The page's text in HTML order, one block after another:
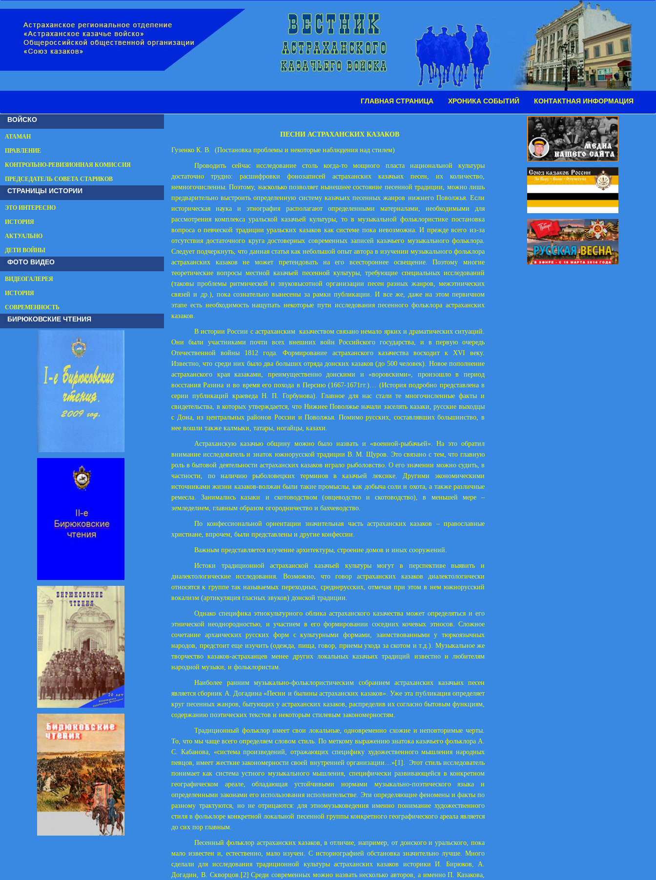
ГЛАВНАЯ СТРАНИЦА ХРОНИКА СОБЫТИЙ КОНТАКТНАЯ ИНФОРМАЦИЯ
ВОЙСКО
АТАМАН
ПРАВЛЕНИЕ
КОНТРОЛЬНО-РЕВИЗИОННАЯ КОМИССИЯ
ПРЕДСЕДАТЕЛЬ СОВЕТА СТАРИКОВ
СТРАНИЦЫ ИСТОРИИ
ЭТО ИНТЕРЕСНО
ИСТОРИЯ
АКТУАЛЬНО
ДЕТИ ВОЙНЫ
ФОТО ВИДЕО
ВИДЕОГАЛЕРЕЯ
ИСТОРИЯ
СОВРЕМЕННОСТЬ
БИРЮКОВСКИЕ ЧТЕНИЯ
ПЕСНИ АСТРАХАНСКИХ КАЗАКОВ
Гузенко К. В. (Постановка проблемы и некоторые наблюдения над стилем)
Проводить сейчас исследование столь когда-то мощного пласта национальной культуры
достаточно трудно: расшифровки фонозаписей астраханских казачьих песен, их количество,
немногочисленны. Поэтому, насколько позволяет нынешнее состояние песенной традиции, можно лишь
предварительно выстроить определенную систему казачьих песенных жанров нижнего Поволжья. Если
историческая наука и этнография располагают определенными материалами, необходимыми для
рассмотрения комплекса уральской казачьей культуры, то в музыкальной фольклористике постановка
вопроса о певческой традиции уральских казаков как системе пока невозможна. И прежде всего из-за
отсутствия достаточного круга достоверных современных записей казачьего музыкального фольклора.
Следует подчеркнуть, что данная статья как небольшой опыт автора в изучении музыкального фольклора
астраханских казаков не может претендовать на его всестороннее освещение. Поэтому многие
теоретические вопросы местной казачьей песенной культуры, требующие специальных исследований
(таковы проблемы ритмической и звуковысотной организации песен разных жанров, межэтнических
связей и др.), пока сознательно вынесены за рамки публикации. И все же, даже на этом первичном
этапе есть необходимость нащупать некоторые пути исследования песенного фольклора астраханских
казаков.
В истории России с астраханским казачеством связано немало ярких и драматических ситуаций.
Они были участниками почти всех внешних войн Российского государства, и в первую очередь
Отечественной войны 1812 года. Формирование астраханского казачества восходит к XVI веку.
Известно, что среди них было два больших отряда донских казаков (до 500 человек). Новое пополнение
астраханского края казаками, преимущественно донскими и «воровскими», произошло в период
восстания Разина и во время его похода в Персию (1667-1671гг.)… (История подробно представлена в
серии публикаций краеведа Н. П. Горбунова). Главное для нас стали те многочисленные факты и
свидетельства, в которых утверждается, что Нижнее Поволжье начали заселять казаки, русские выходцы
с Дона, из центральных районов России и Поволжья. Помимо русских, составлявших большинство, в
нее вошли также калмыки, татары, ногайцы, казахи.
Астраханскую казачью общину можно было назвать и «военной-рыбачьей». На это обратил
внимание исследователь и знаток южнорусской традиции В. М. Щуров. Это связано с тем, что главную
роль в бытовой деятельности астраханских казаков играло рыболовство. О его значении можно судить, в
частности, по наличию рыболовецких терминов в казачьей лексике. Другими экономическими
источниками жизни казаков-волжан были такие промыслы, как добыча соли и охота, а также различные
ремесла. Занимались казаки и скотоводством (овцеводство и скотоводство), в меньшей мере –
земледелием, главным образом огородничество и бахчеводство.
По конфессиональной ориентации значительная часть астраханских казаков – православные
христиане, впрочем, были представлены и другие конфессии.
Важным представляется изучение архитектуры, строение домов и иных сооружений.
Истоки традиционной астраханской казачьей культуры могут в перспективе выявить и
диалектологические исследования. Возможно, что говор астраханских казаков диалектологически
относятся к группе так называемых переходных, среднерусских, отмечая при этом в нем южнорусский
вокализм (артикуляция гласных звуков) донской традиции.
Однако специфика этнокультурного облика астраханского казачества может определяться и его
этнической неоднородностью, и участием в его формировании соседних кочевых этносов. Сложное
сочетание архаических русских форм с культурными формами, заимствованными у тюркоязычных
народов, предстоит еще изучить (одежда, пища, говор, приемы ухода за скотом и т.д.). Музыкальное же
творчество казаков-астраханцев менее других локальных казачьих традиций известно и любителям
народной музыки, и фольклористам.
Наиболее ранним музыкально-фольклористическим собранием астраханских казачьих песен
является сборник А. Догадина «Песни и былины астраханских казаков». Уже эта публикация определяет
круг песенных жанров, бытующих у астраханских казаков, распределив их согласно бытовым функциям,
содержанию поэтических текстов и некоторым стилевым закономерностям.
Традиционный фольклор имеет свои локальные, одновременно схожие и неповторимые черты.
То, что мы чаще всего определяем словом стиль. По меткому выражению знатока казачьего фольклора А.
С. Кабанова, «система произведений, отражающих специфику художественного мышления народных
певцов, имеет жесткие закономерности своей внутренней организации…»[1] . Этот стиль исследователь
понимает как система устного музыкального мышления, специфически развивающейся в конкретном
географическом ареале, обладающая устойчивыми нормами музыкально-поэтического языка и
определенными законами его использования исполнительстве. Эти определяющие феномены и факты по
разному трактуются, но не отрицаются: для этномузыковедения именно понимание художественного
стиля в фольклоре конкретной локальной песенной группы конкретного географического ареала является
до сих пор главным.
Песенный фольклор астраханских казаков, в отличие, например, от донского и уральского, пока
мало известен и, естественно, мало изучен. С историографией обстановка значительно лучше. Много
сделали для исследования традиционной культуры астраханских казаков историки И. Бирюков, А.
Догадин, В. Скворцов. [2] Среди современных можно назвать несколько авторов, а именно П. Казакова,